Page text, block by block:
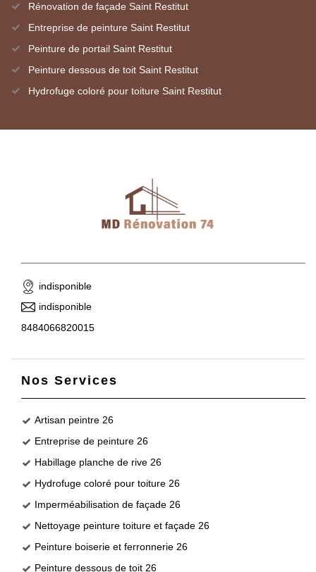
Rénovation de façade Saint Restitut
Entreprise de peinture Saint Restitut
Peinture de portail Saint Restitut
Peinture dessous de toit Saint Restitut
Hydrofuge coloré pour toiture Saint Restitut
indisponible
indisponible
8484066820015
Nos Services
Artisan peintre 26
Entreprise de peinture 26
Habillage planche de rive 26
Hydrofuge coloré pour toiture 26
Imperméabilisation de façade 26
Nettoyage peinture toiture et façade 26
Peinture boiserie et ferronnerie 26
Peinture dessous de toit 26